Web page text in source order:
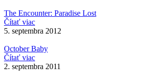
The Encounter: Paradise Lost
Čítať viac
5. septembra 2012
October Baby
Čítať viac
2. septembra 2011